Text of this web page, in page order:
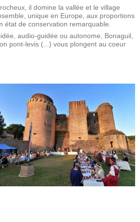
il domine la vallée et le village
unique en Europe, aux proportions
état de conservation remarquable.
audio-guidée ou autonome, Bonaguil,
pont-levis (...) vous plongent au coeur